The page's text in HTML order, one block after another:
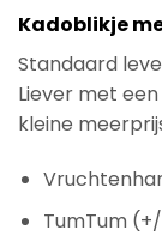
Kadoblikje
Standaard
Liever met
kleine
TumTum